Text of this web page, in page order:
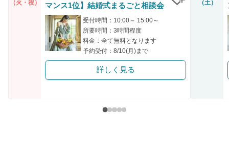
（火・祝） マンス1位】結婚式まるごと相談会
受付時間：10:00～ 15:00～
所要時間：3時間程度
料金：全て無料となります
予約受付：8/10(月)まで
詳しく見る
（土）